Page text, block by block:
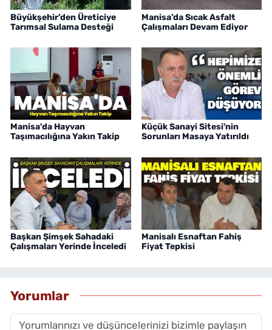
Büyükşehir’den Üreticiye
Tarımsal Sulama Desteği
Manisa’da Sıcak Asfalt
Çalışmaları Devam Ediyor
Manisa'da Hayvan
Taşımacılığına Yakın Takip
Küçük Sanayi Sitesi'nin
Sorunları Masaya Yatırıldı
Başkan Şimşek Sahadaki
Çalışmaları Yerinde İnceledi
Manisalı Esnaftan Fahiş
Fiyat Tepkisi
Yorumlar